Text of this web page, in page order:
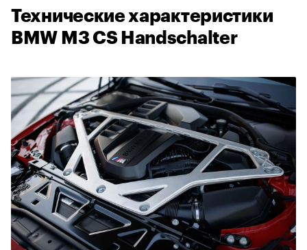
Технические характеристики
BMW M3 CS Handschalter